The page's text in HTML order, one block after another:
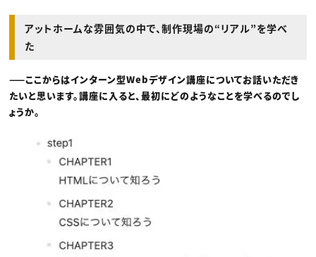
アットホームな雰囲気の中で、制作現場の“リアル”を学べ
た
——ここからはインターン型Webデザイン講座についてお話いただき
たいと思います。講座に入ると、最初にどのようなことを学べるのでし
ょうか。